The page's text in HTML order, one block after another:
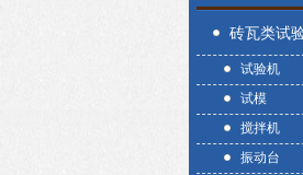
砖瓦类试
试验机
试模
搅拌机
振动台